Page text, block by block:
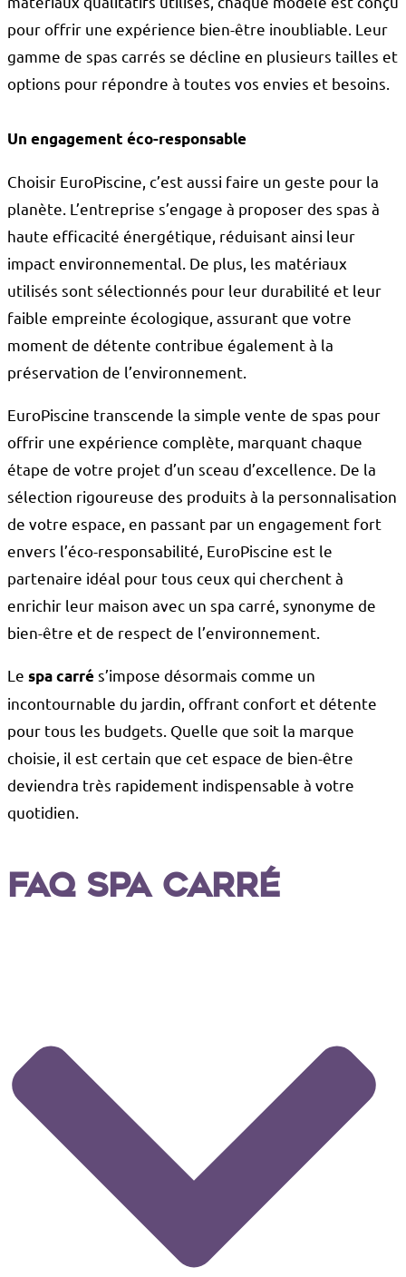
pour offrir une expérience bien-être inoubliable. Leur
gamme de spas carrés se décline en plusieurs tailles et
options pour répondre à toutes vos envies et besoins.
Un engagement éco-responsable
Choisir EuroPiscine, c’est aussi faire un geste pour la
planète. L’entreprise s’engage à proposer des spas à
haute efficacité énergétique, réduisant ainsi leur
impact environnemental. De plus, les matériaux
utilisés sont sélectionnés pour leur durabilité et leur
faible empreinte écologique, assurant que votre
moment de détente contribue également à la
préservation de l’environnement.
EuroPiscine transcende la simple vente de spas pour
offrir une expérience complète, marquant chaque
étape de votre projet d’un sceau d’excellence. De la
sélection rigoureuse des produits à la personnalisation
de votre espace, en passant par un engagement fort
envers l’éco-responsabilité, EuroPiscine est le
partenaire idéal pour tous ceux qui cherchent à
enrichir leur maison avec un spa carré, synonyme de
bien-être et de respect de l’environnement.
Le spa carrés’impose désormais comme un
incontournable du jardin, offrant confort et détente
pour tous les budgets. Quelle que soit la marque
choisie, il est certain que cet espace de bien-être
deviendra très rapidement indispensable à votre
quotidien.
FAQ Spa Carré